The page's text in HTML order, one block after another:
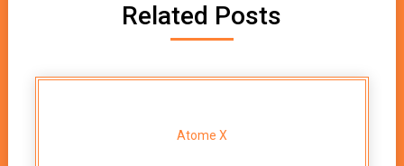
Related Posts
Atome X